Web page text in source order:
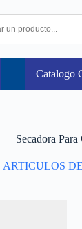
Catalogo
Secadora
ARTICULOS